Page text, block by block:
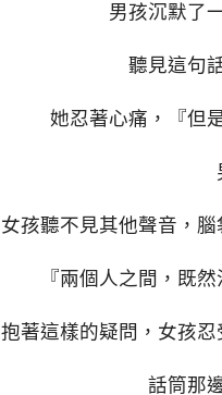
男孩沉默了
聽見這句
她忍著心痛，『但
女孩聽不見其他聲音，
『兩個人之間，既
抱著這樣的疑問，女孩
話筒那